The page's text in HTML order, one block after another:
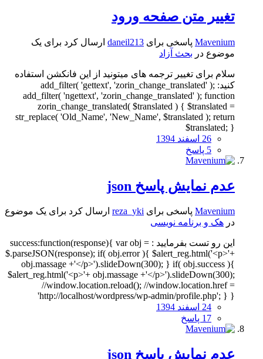
تغییر متن صفحه ورود
Mavenium پاسخی برای daneil213 ارسال کرد برای یک
موضوع در بحث آزاد
سلام برای تغییر ترجمه های میتونید از این فانکشن استفاده
کنید: add_filter( 'gettext', 'zorin_change_translated' );
add_filter( 'ngettext', 'zorin_change_translated' ); function
zorin_change_translated( $translated ) { $translated =
str_replace( 'Old_Name', 'New_Name', $translated ); return
$translated; }
26 اسفند 1394
5 پاسخ
عدم نمایش پاسخ json
Mavenium پاسخی برای reza_yki ارسال کرد برای یک موضوع
در هک و برنامه نویسی
این رو تست بفرمایید : success:function(response){ var obj =
$.parseJSON(response); if( obj.error ){ $alert_reg.html('<p>'+
obj.massage +'</p>').slideDown(300); } if( obj.success ){
$alert_reg.html('<p>'+ obj.massage +'</p>').slideDown(300);
//window.location.reload(); //window.location.href =
'http://localhost/wordpress/wp-admin/profile.php'; } }
24 اسفند 1394
17 پاسخ
عدم نمایش پاسخ json